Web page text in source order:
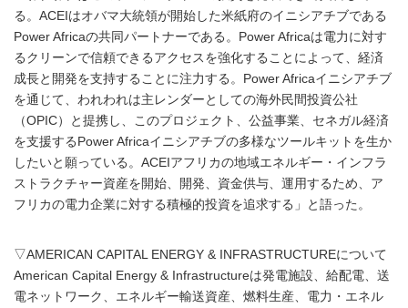
る。ACEIはオバマ大統領が開始した米紙府のイニシアチブである
Power Africaの共同パートナーである。Power Africaは電力に対す
るクリーンで信頼できるアクセスを強化することによって、経済
成長と開発を支持することに注力する。Power Africaイニシアチブ
を通じて、われわれは主レンダーとしての海外民間投資公社
（OPIC）と提携し、このプロジェクト、公益事業、セネガル経済
を支援するPower Africaイニシアチブの多様なツールキットを生か
したいと願っている。ACEIアフリカの地域エネルギー・インフラ
ストラクチャー資産を開始、開発、資金供与、運用するため、ア
フリカの電力企業に対する積極的投資を追求する」と語った。
▽AMERICAN CAPITAL ENERGY & INFRASTRUCTUREについて
American Capital Energy & Infrastructureは発電施設、給配電、送
電ネットワーク、エネルギー輸送資産、燃料生産、電力・エネル